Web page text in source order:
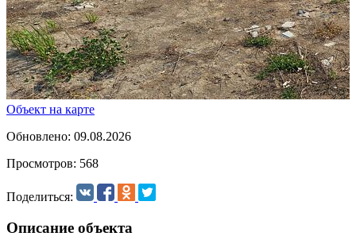
Объект на карте
Обновлено: 09.08.2026
Просмотров: 568
Поделиться:
Описание объекта